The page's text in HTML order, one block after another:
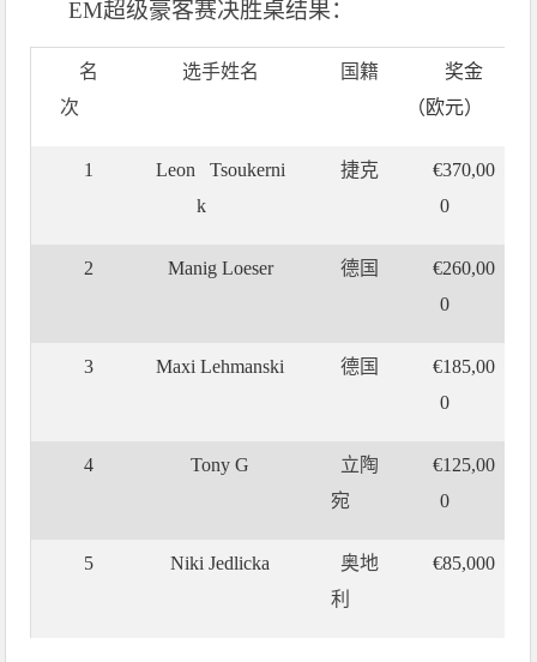
EM超级豪客赛决胜桌结果：
名
次
选手姓名 国籍
奖金
（欧元）
1
Leon Tsoukerni
k
捷克 €370,00
0
2 Manig Loeser 德国 €260,00
0
3 Maxi Lehmanski 德国 €185,00
0
4 Tony G
立陶
宛
€125,00
0
5 Niki Jedlicka
奥地
利
€85,000